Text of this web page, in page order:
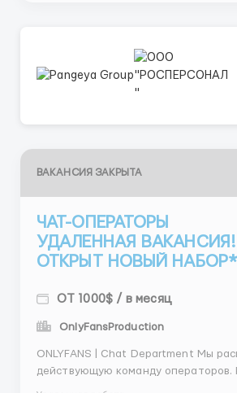
ВАКАНСИЯ ЗАКРЫТА
ЧАТ-ОПЕРАТОРЫ
УДАЛЕННАЯ ВАКАНСИЯ!
ОТКРЫТ НОВЫЙ НАБОР*
ОТ 1000$ / в месяц
OnlyFansProduction
ONLYFANS | Chat Department Мы расширяем
действующую команду операторов. Работа
подойдёт тем, кто: — хочет